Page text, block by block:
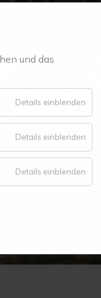
und das
Details einblenden
Details einblenden
Details einblenden